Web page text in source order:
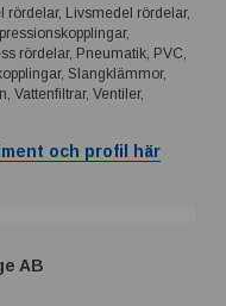
rördelar, Livsmedel rördelar,
rördelar, Pneumatik, PVC,
Slangklämmor,
Vattenfiltrar, Ventiler,
och profil här
AB